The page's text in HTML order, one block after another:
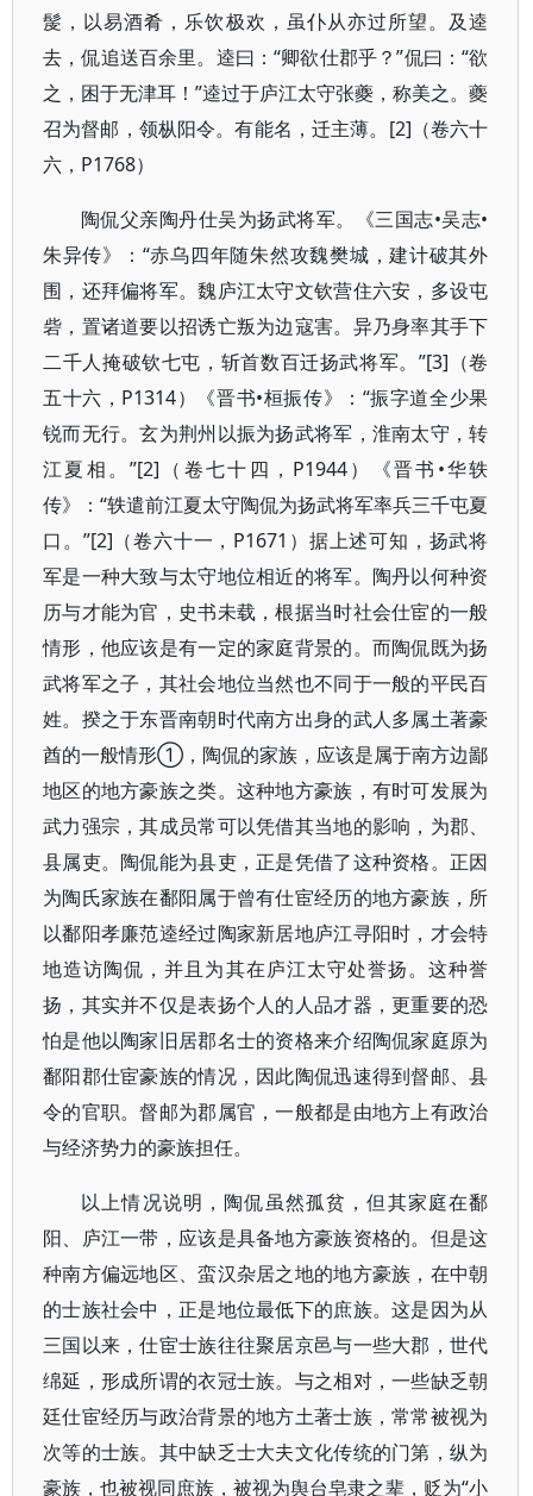
髲，以易酒肴，乐饮极欢，虽仆从亦过所望。及逵
去，侃追送百余里。逵曰：“卿欲仕郡乎？”侃曰：“欲
之，困于无津耳！”逵过于庐江太守张夔，称美之。夔
召为督邮，领枞阳令。有能名，迁主薄。[2]（卷六十
六，P1768）
陶侃父亲陶丹仕吴为扬武将军。《三国志•吴志•
朱异传》：“赤乌四年随朱然攻魏樊城，建计破其外
围，还拜偏将军。魏庐江太守文钦营住六安，多设屯
砦，置诸道要以招诱亡叛为边寇害。异乃身率其手下
二千人掩破钦七屯，斩首数百迁扬武将军。”[3]（卷
五十六，P1314）《晋书•桓振传》：“振字道全少果
锐而无行。玄为荆州以振为扬武将军，淮南太守，转
江夏相。”[2]（卷七十四，P1944）《晋书•华轶
传》：“轶遣前江夏太守陶侃为扬武将军率兵三千屯夏
口。”[2]（卷六十一，P1671）据上述可知，扬武将
军是一种大致与太守地位相近的将军。陶丹以何种资
历与才能为官，史书未载，根据当时社会仕宦的一般
情形，他应该是有一定的家庭背景的。而陶侃既为扬
武将军之子，其社会地位当然也不同于一般的平民百
姓。揆之于东晋南朝时代南方出身的武人多属土著豪
酋的一般情形①，陶侃的家族，应该是属于南方边鄙
地区的地方豪族之类。这种地方豪族，有时可发展为
武力强宗，其成员常可以凭借其当地的影响，为郡、
县属吏。陶侃能为县吏，正是凭借了这种资格。正因
为陶氏家族在鄱阳属于曾有仕宦经历的地方豪族，所
以鄱阳孝廉范逵经过陶家新居地庐江寻阳时，才会特
地造访陶侃，并且为其在庐江太守处誉扬。这种誉
扬，其实并不仅是表扬个人的人品才器，更重要的恐
怕是他以陶家旧居郡名士的资格来介绍陶侃家庭原为
鄱阳郡仕宦豪族的情况，因此陶侃迅速得到督邮、县
令的官职。督邮为郡属官，一般都是由地方上有政治
与经济势力的豪族担任。
以上情况说明，陶侃虽然孤贫，但其家庭在鄱
阳、庐江一带，应该是具备地方豪族资格的。但是这
种南方偏远地区、蛮汉杂居之地的地方豪族，在中朝
的士族社会中，正是地位最低下的庶族。这是因为从
三国以来，仕宦士族往往聚居京邑与一些大郡，世代
绵延，形成所谓的衣冠士族。与之相对，一些缺乏朝
廷仕宦经历与政治背景的地方土著士族，常常被视为
次等的士族。其中缺乏士大夫文化传统的门第，纵为
豪族，也被视同庶族，被视为舆台皂隶之辈，贬为“小